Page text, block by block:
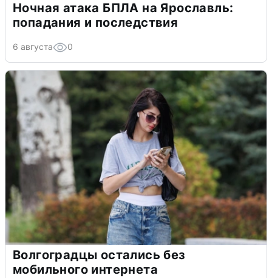
Ночная атака БПЛА на Ярославль:
попадания и последствия
6 августа 0
Волгоградцы остались без
мобильного интернета